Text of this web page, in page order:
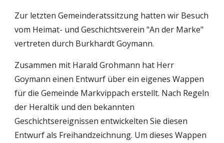
Zur letzten Gemeinderatssitzung hatten wir Besuch
vom Heimat- und Geschichtsverein "An der Marke"
vertreten durch Burkhardt Goymann.
Zusammen mit Harald Grohmann hat Herr
Goymann einen Entwurf über ein eigenes Wappen
für die Gemeinde Markvippach erstellt. Nach Regeln
der Heraltik und den bekannten
Geschichtsereignissen entwickelten Sie diesen
Entwurf als Freihandzeichnung. Um dieses Wappen